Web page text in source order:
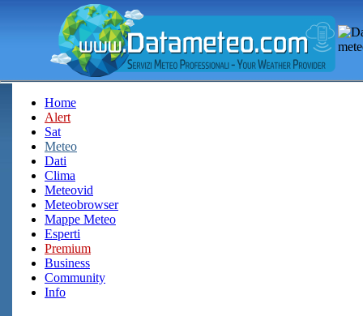
Home
Alert
Sat
Meteo
Dati
Clima
Meteovid
Meteobrowser
Mappe Meteo
Esperti
Premium
Business
Community
Info